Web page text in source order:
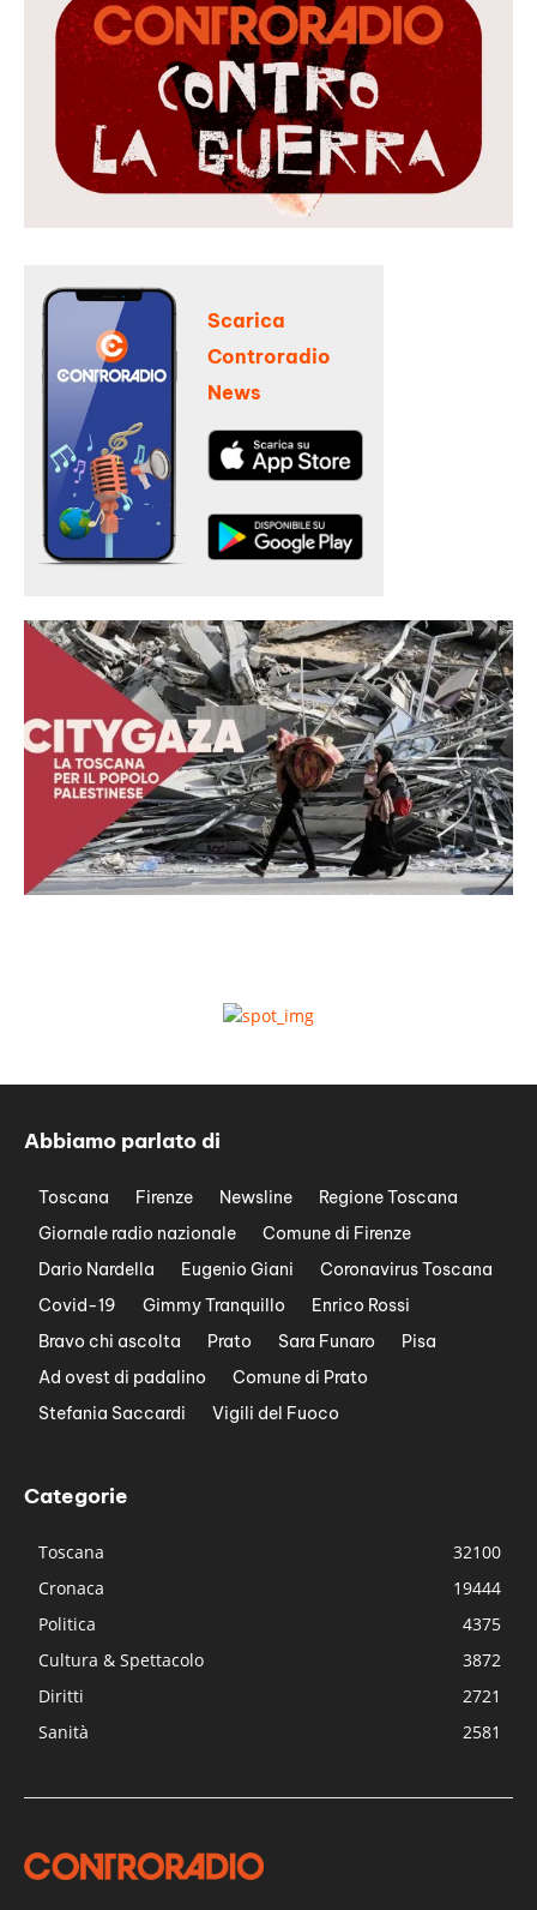
Scarica
Controradio
News
Abbiamo parlato di
Toscana Firenze Newsline
Regione Toscana
Giornale radio nazionale
Comune di Firenze
Dario Nardella
Eugenio Giani
Coronavirus Toscana
Covid-19
Gimmy Tranquillo
Enrico Rossi
Bravo chi ascolta
Prato Sara Funaro
Pisa
Ad ovest di padalino
Comune di Prato
Stefania Saccardi
Vigili del Fuoco
Categorie
Toscana
32100
Cronaca
19444
Politica
4375
Cultura & Spettacolo
3872
Diritti
2721
Sanità
2581